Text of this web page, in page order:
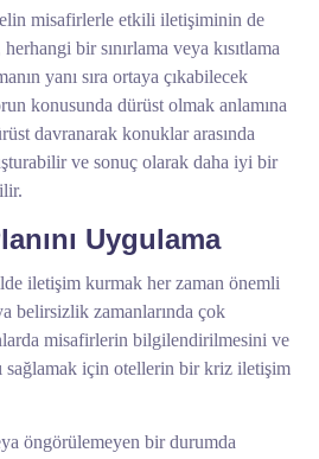
misafirlerle etkili iletişiminin de
bir sınırlama veya kısıtlama
yanı sıra ortaya çıkabilecek
konusunda dürüst olmak anlamına
davranarak konuklar arasında
ve sonuç olarak daha iyi bir
Uygulama
iletişim kurmak her zaman önemli
belirsizlik zamanlarında çok
misafirlerin bilgilendirilmesini ve
sağlamak için otellerin bir kriz iletişim
öngörülemeyen bir durumda